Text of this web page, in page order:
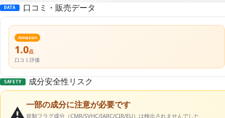
DATA 口コミ・販売データ
Amazon
1.0点
口コミ評価
SAFETY 成分安全性リスク
一部の成分に注意が必要です
規制フラグ成分（CMR/SVHC/IARC/CIR/EU）は検出されませんでした